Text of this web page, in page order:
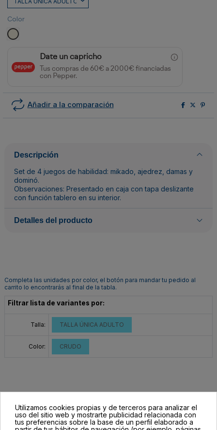
Color
CRUDO
Date un capricho
Tus compras de 60€ a 2000€ financiadas
con Pepper.
Añadir a la comparación
Descripción
Set de 4 juegos de habilidad: mikado, ajedrez, damas y
dominó.
Observaciones: Presentado en caja con tapa deslizante
con función tablero en su interior.
Detalles del producto
Completa las unidades por color, el botón para mandar tu pedido al
carrito lo encontrarás al final de la tabla.
Filtrar lista de variantes por:
Talla: TALLA ÚNICA ADULTO
Color: CRUDO
Utilizamos cookies propias y de terceros para analizar el
uso del sitio web y mostrarte publicidad relacionada con
tus preferencias sobre la base de un perfil elaborado a